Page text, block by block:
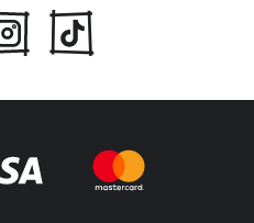
som på kjøkken
flere String-hyller for et
bokhylla den opprinnelig ble
langsiktig investering som